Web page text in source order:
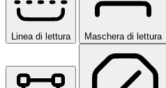
Linea di lettura Maschera di lettura